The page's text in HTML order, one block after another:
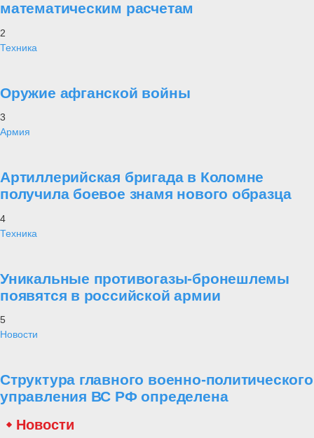
гражданин города, возглавлявший с 1987 по 1992 год Коломенское
высшее командное артиллерийское училище, начальник Ракетных
войск и артиллерии ВС РФ с 2001 по 2008 год, генерал-полковник
Владимир Зарицкий, председатель Совета депутатов округа
организаций. В мероприятии приняли участие и представители
Фонда популяризации отечественной истории, культуры и воинских
традиций «Военная Платформа».